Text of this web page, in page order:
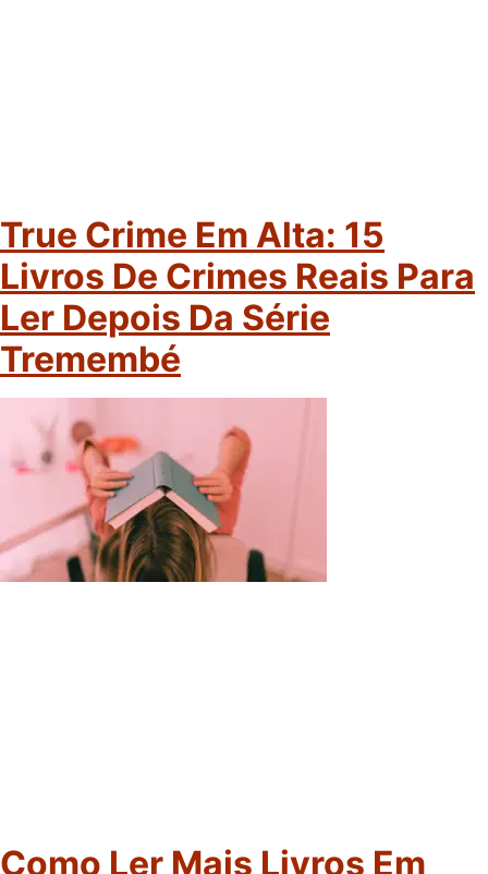
True Crime Em Alta: 15
Livros De Crimes Reais Para
Ler Depois Da Série
Tremembé
Como Ler Mais Livros Em